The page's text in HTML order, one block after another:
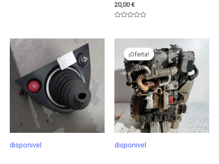
20,00€
disponivel
¡Oferta!
disponivel
¡Oferta!